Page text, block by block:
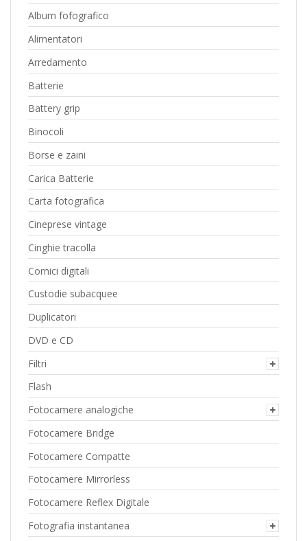
Album fofografico
Alimentatori
Arredamento
Batterie
Battery grip
Binocoli
Borse e zaini
Carica Batterie
Carta fotografica
Cineprese vintage
Cinghie tracolla
Cornici digitali
Custodie subacquee
Duplicatori
DVD e CD
Filtri
Flash
Fotocamere analogiche
Fotocamere Bridge
Fotocamere Compatte
Fotocamere Mirrorless
Fotocamere Reflex Digitale
Fotografia instantanea